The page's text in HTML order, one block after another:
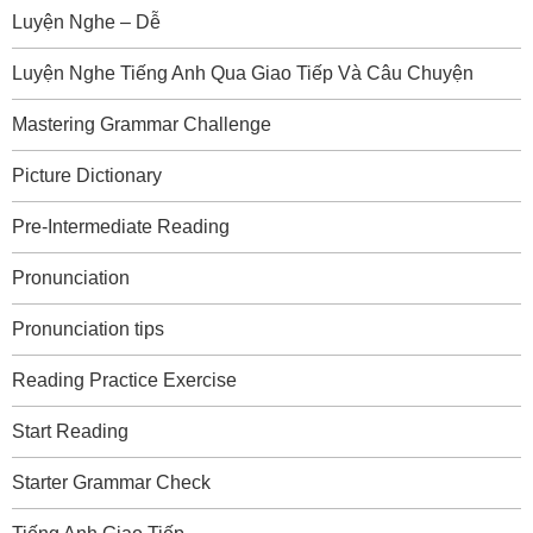
Luyện Nghe – Dễ
Luyện Nghe Tiếng Anh Qua Giao Tiếp Và Câu Chuyện
Mastering Grammar Challenge
Picture Dictionary
Pre-Intermediate Reading
Pronunciation
Pronunciation tips
Reading Practice Exercise
Start Reading
Starter Grammar Check